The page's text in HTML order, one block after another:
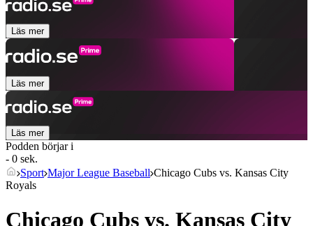
Läs mer
Läs mer
Läs mer
Podden börjar i
- 0 sek.
Sport Major League Baseball Chicago Cubs vs. Kansas City
Royals
Chicago Cubs vs. Kansas City